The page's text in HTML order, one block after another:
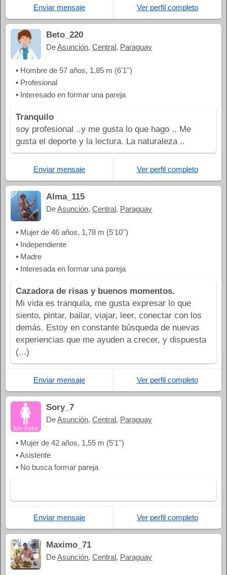
Enviar mensaje Ver perfil completo
Beto_220
DeAsunción, Central, Paraguay
▪ Hombre de 57 años, 1,85 m (6'1'')
▪ Profesional
▪ Interesado en formar una pareja
Tranquilo
soy profesional ..y me gusta lo que hago .. Me
gusta el deporte y la lectura. La naturaleza ..
Enviar mensaje Ver perfil completo
Alma_115
DeAsunción, Central, Paraguay
▪ Mujer de 46 años, 1,78 m (5'10'')
▪ Independiente
▪ Madre
▪ Interesada en formar una pareja
Cazadora de risas y buenos momentos.
Mi vida es tranquila, me gusta expresar lo que
siento, pintar, bailar, viajar, leer, conectar con los
demás. Estoy en constante búsqueda de nuevas
experiencias que me ayuden a crecer, y dispuesta
(...)
Enviar mensaje Ver perfil completo
Sory_7
DeAsunción, Central, Paraguay
▪ Mujer de 42 años, 1,55 m (5'1'')
▪ Asistente
▪ No busca formar pareja
Enviar mensaje Ver perfil completo
Maximo_71
DeAsunción, Central, Paraguay